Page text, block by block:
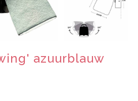
azuurblauw